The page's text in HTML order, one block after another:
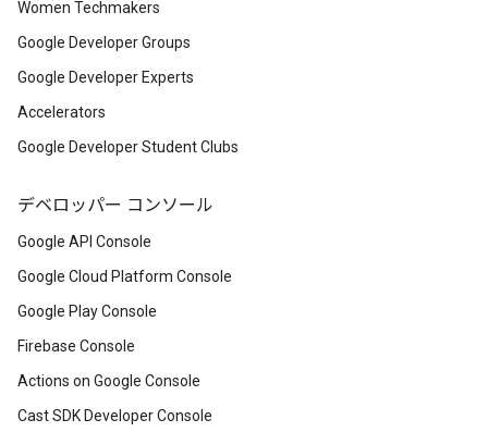
Women Techmakers
Google Developer Groups
Google Developer Experts
Accelerators
Google Developer Student Clubs
デベロッパー コンソール
Google API Console
Google Cloud Platform Console
Google Play Console
Firebase Console
Actions on Google Console
Cast SDK Developer Console